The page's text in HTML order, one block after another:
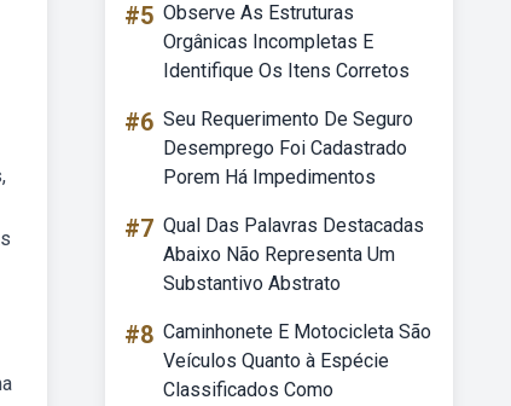
#5 Observe As Estruturas
Orgânicas Incompletas E
Identifique Os Itens Corretos
#6 Seu Requerimento De Seguro
Desemprego Foi Cadastrado
Porem Há Impedimentos
#7 Qual Das Palavras Destacadas
Abaixo Não Representa Um
Substantivo Abstrato
#8 Caminhonete E Motocicleta São
Veículos Quanto à Espécie
Classificados Como